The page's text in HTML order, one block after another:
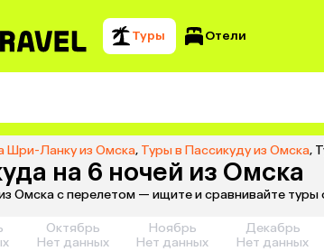
Туры Отели
Шри-Ланку из Омска, Туры в Пассикуду из Омска,
на 6 ночей из Омска
Омска с перелетом — ищите и сравнивайте
Октябрь
Нет данных
Ноябрь
Нет данных
Декабрь
Нет данных